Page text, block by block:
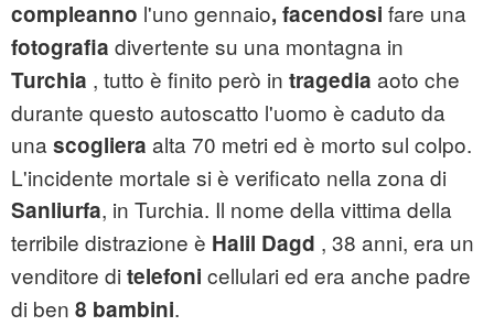
compleanno l'uno gennaio, facendosi fare una
fotografia divertente su una montagna in
Turchia , tutto è finito però in tragedia aoto che
durante questo autoscatto l'uomo è caduto da
una scogliera alta 70 metri ed è morto sul colpo.
L'incidente mortale si è verificato nella zona di
Sanliurfa, in Turchia. Il nome della vittima della
terribile distrazione è Halil Dagd , 38 anni, era un
venditore di telefoni cellulari ed era anche padre
di ben 8 bambini.